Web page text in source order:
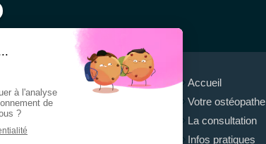
Charlotte MEYERIE
Ostéopathe Rieumes
265 route de poucharramet
Accueil
Votre ostéopathe
La consultation
Infos pratiques